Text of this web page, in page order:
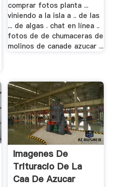
comprar fotos planta ...
viniendo a la isla a .. de las
... de algas . chat en línea ..
fotos de de chumaceras de
molinos de canade azucar ...
Imagenes De
Trituracio De La
Caa De Azucar